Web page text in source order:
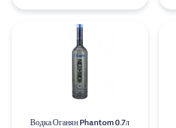
Водка Оганян Phantom 0.7л